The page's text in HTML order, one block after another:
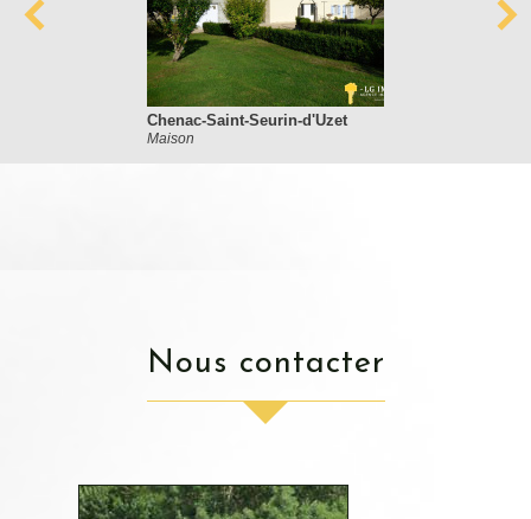
Chenac-Saint-Seurin-d'Uzet
Maison
nous contacter